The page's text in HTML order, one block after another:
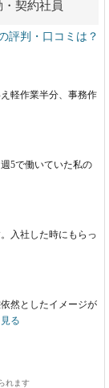
契約社員
評判・口コミは？
軽作業半分、事務作
5で働いていた私の
入社した時にもらっ
然としたイメージが
る
れます